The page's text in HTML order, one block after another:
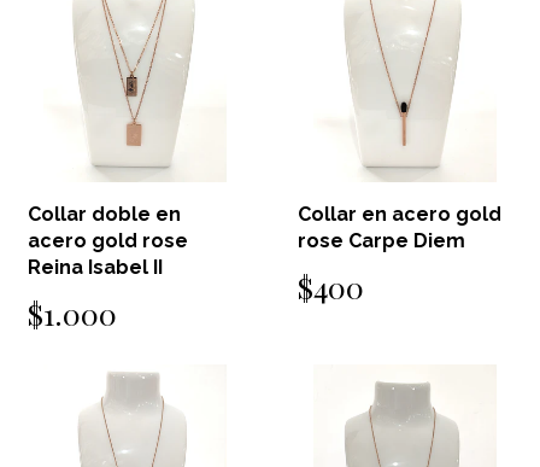
Collar doble en
acero gold rose
Reina Isabel II
$1.000
Collar en acero gold
rose Carpe Diem
$400